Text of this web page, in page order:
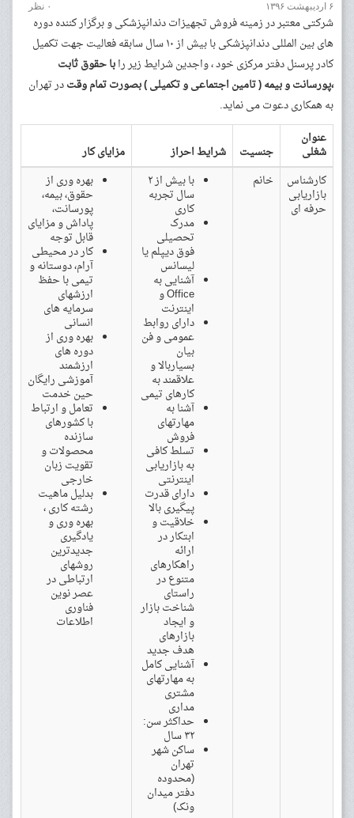
۶ اردیبهشت ۱۳۹۶ ۰ نظر
شرکتی معتبر در زمینه فروش تجهیزات دندانپزشکی و برگزار کننده دوره
های بین المللی دندانپزشکی با بیش از ۱۰ سال سابقه فعالیت جهت تکمیل
کادر پرسنل دفتر مرکزی خود ، واجدین شرایط زیر رابا حقوق ثابت
،پورسانت و بیمه ( تامین اجتماعی و تکمیلی ) بصورت تمام وقتدر تهران
به همکاری دعوت می نماید.
عنوان
شغلی جنسیت شرایط احراز
مزایای کار
کارشناس
بازاریابی
حرفه ای
خانم با بیش از ۲
سال تجربه
کاری
مدرک
تحصیلی
فوق دیپلم یا
لیسانس
آشنایی به
Office و
اینترنت
دارای روابط
عمومی و فن
بیان
بسیاربالا و
علاقمند به
کارهای تیمی
آشنا به
مهارتهای
فروش
تسلط کافی
به بازاریابی
اینترنتی
دارای قدرت
پیگیری بالا
خلاقیت و
ابتکار در
ارائه
راهکارهای
متنوع در
راستای
شناخت بازار
و ایجاد
بازارهای
هدف جدید
آشنایی کامل
به مهارتهای
مشتری
مداری
حداکثر سن:
۳۲ سال
ساکن شهر
تهران
(محدوده
دفتر میدان
ونک)
بهره وری از
حقوق، بیمه،
پورسانت،
پاداش و مزایای
قابل توجه
کار در محیطی
آرام، دوستانه و
تیمی با حفظ
ارزشهای
سرمایه های
انسانی
بهره وری از
دوره های
ارزشمند
آموزشی رایگان
حین خدمت
تعامل و ارتباط
با کشورهای
سازنده
محصولات و
تقویت زبان
خارجی
بدلیل ماهیت
رشته کاری ،
بهره وری و
یادگیری
جدیدترین
روشهای
ارتباطی در
عصر نوین
فناوری
اطلاعات